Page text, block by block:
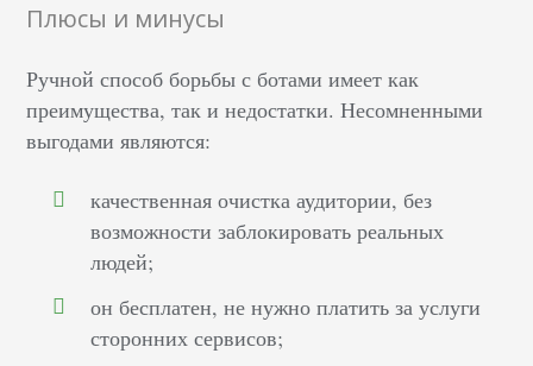
Плюсы и минусы
Ручной способ борьбы с ботами имеет как
преимущества, так и недостатки. Несомненными
выгодами являются:
качественная очистка аудитории, без
возможности заблокировать реальных
людей;
он бесплатен, не нужно платить за услуги
сторонних сервисов;